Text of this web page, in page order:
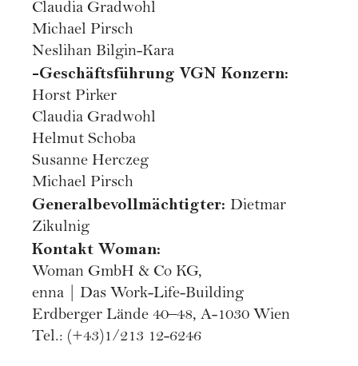
Claudia Gradwohl
Michael Pirsch
Neslihan Bilgin-Kara
-Geschäftsführung VGN Konzern:
Horst Pirker
Claudia Gradwohl
Helmut Schoba
Susanne Herczeg
Michael Pirsch
Generalbevollmächtigter: Dietmar
Zikulnig
Kontakt Woman:
Woman GmbH & Co KG,
enna | Das Work-Life-Building
Erdberger Lände 40–48, A-1030 Wien
Tel.: (+43)1/213 12-6246